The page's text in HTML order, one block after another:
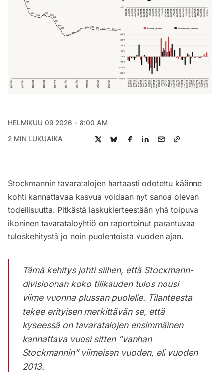
HELMIKUU 09 2026 8:00 AM
2 MIN LUKUAIKA
Stockmannin tavaratalojen hartaasti odotettu käänne
kohti kannattavaa kasvua voidaan nyt sanoa olevan
todellisuutta. Pitkästä laskukierteestään yhä toipuva
ikoninen tavarataloyhtiö on raportoinut parantuvaa
tuloskehitystä jo noin puolentoista vuoden ajan.
Tämä kehitys johti siihen, että Stockmann-
divisioonan koko tilikauden tulos nousi
viime vuonna plussan puolelle. Tilanteesta
tekee erityisen merkittävän se, että
kyseessä on tavaratalojen ensimmäinen
kannattava vuosi sitten ”vanhan
Stockmannin” viimeisen vuoden, eli vuoden
2013.